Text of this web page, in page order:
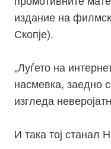
издание на
Скопје).
„Луѓето на
насмевка, заедно
изгледа
И така тој станал